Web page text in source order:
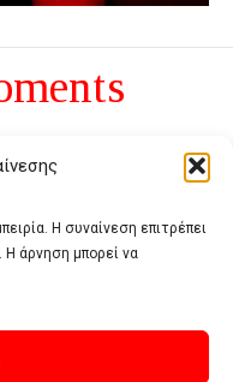
Η συναίνεση επιτρέπει
άρνηση μπορεί να
είναι το αντίθετο της